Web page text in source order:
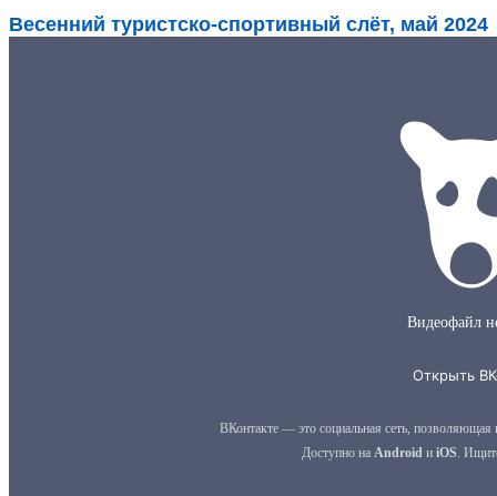
Весенний туристско-спортивный слёт, май 2024